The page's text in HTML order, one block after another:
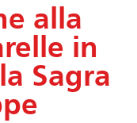
alla
in
Sagra